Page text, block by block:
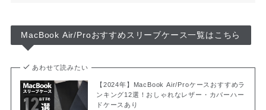
MacBook Air/Proおすすめスリーブケース一覧はこちら
あわせて読みたい
【2024年】MacBook Air/Proケースおすすめラ
ンキング12選！おしゃれなレザー・カバーハー
ドケースあり